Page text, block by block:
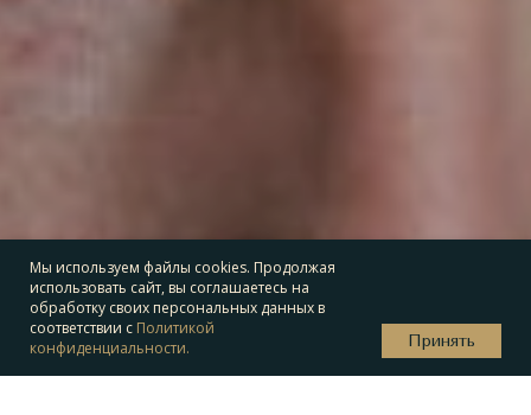
Мы используем файлы cookies. Продолжая
использовать сайт, вы соглашаетесь на
обработку своих персональных данных в
соответствии с Политикой
конфиденциальности.
Принять